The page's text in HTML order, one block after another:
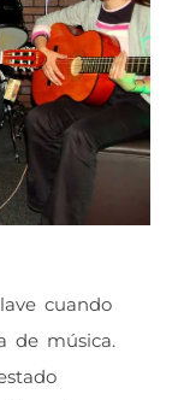
cuando
de música.